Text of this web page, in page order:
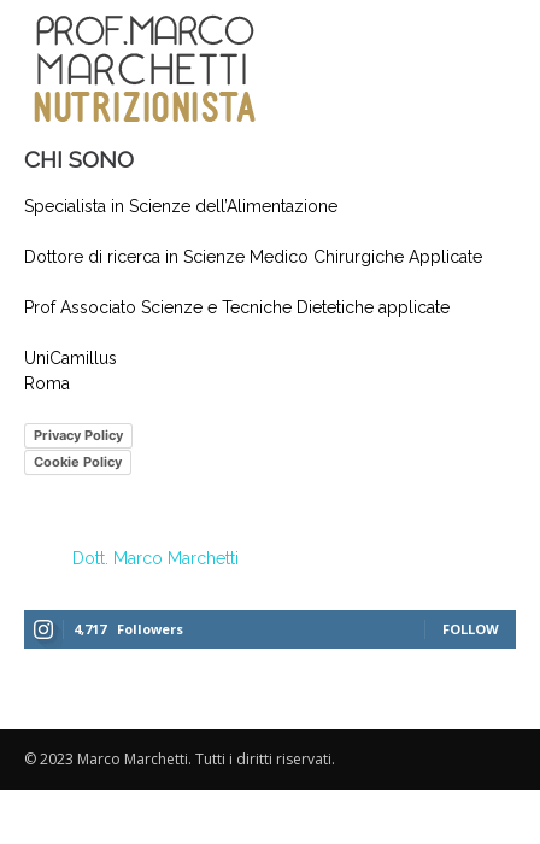
CHI SONO
Specialista in Scienze dell’Alimentazione
Dottore di ricerca in Scienze Medico Chirurgiche Applicate
Prof Associato Scienze e Tecniche Dietetiche applicate
UniCamillus
Roma
Privacy Policy
Cookie Policy
Dott. Marco Marchetti
4,717 Followers FOLLOW
© 2023 Marco Marchetti. Tutti i diritti riservati.